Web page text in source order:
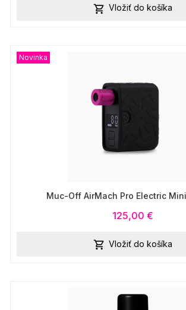
 Vložiť do košíka
Novinka
Muc-Off AirMach Pro Electric
125,00 €
 Vložiť do košíka